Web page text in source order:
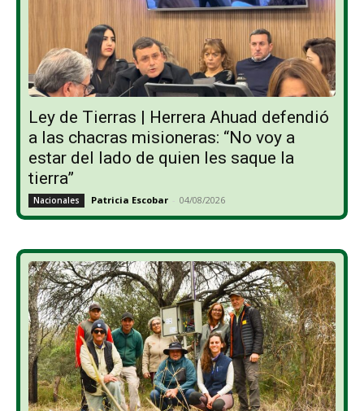
Ley de Tierras | Herrera Ahuad defendió
a las chacras misioneras: “No voy a
estar del lado de quien les saque la
tierra”
Nacionales Patricia Escobar - 04/08/2026